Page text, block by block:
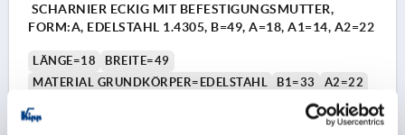
SCHARNIER ECKIG MIT BEFESTIGUNGSMUTTER,
FORM:A, EDELSTAHL 1.4305, B=49, A=18, A1=14, A2=22
LÄNGE=18
BREITE=49
MATERIAL GRUNDKÖRPER=EDELSTAHL
B1=33
A2=22
FORM=A
STAHLSCHLÜSSEL GRUNDKÖRPER=1.4305